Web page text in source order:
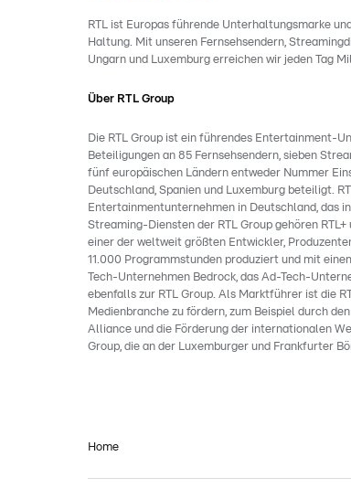
RTL ist Europas führende Unterhaltungsmarke
Haltung. Mit unseren Fernsehsendern,
Ungarn und Luxemburg erreichen wir jeden Tag
Über RTL Group
Die RTL Group ist ein führendes Entertainment-
Beteiligungen an 85 Fernsehsendern, sieben
fünf europäischen Ländern entweder Nummer
Deutschland, Spanien und Luxemburg beteiligt.
Entertainmentunternehmen in Deutschland, das
Streaming-Diensten der RTL Group gehören
einer der weltweit größten Entwickler,
11.000 Programmstunden produziert und mit
Tech-Unternehmen Bedrock, das Ad-Tech-
ebenfalls zur RTL Group. Als Marktführer ist die
Medienbranche zu fördern, zum Beispiel durch
Alliance und die Förderung der internationalen
Group, die an der Luxemburger und Frankfurter
Home